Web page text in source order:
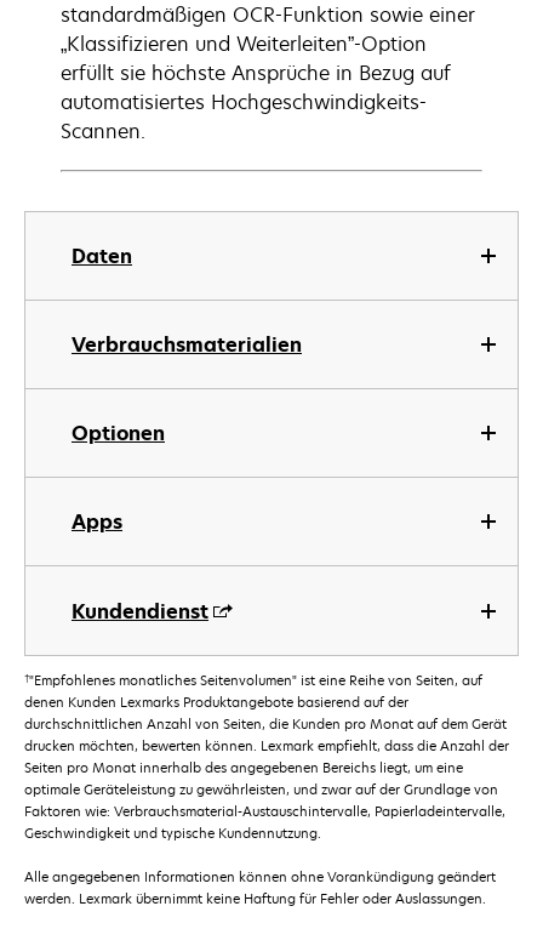
Daten
Verbrauchsmaterialien
Optionen
Apps
Kundendienst
standardmäßigen OCR-Funktion sowie einer
„Klassifizieren und Weiterleiten”-Option
erfüllt sie höchste Ansprüche in Bezug auf
automatisiertes Hochgeschwindigkeits-
Scannen.
†"Empfohlenes monatliches Seitenvolumen" ist eine Reihe von Seiten, auf
denen Kunden Lexmarks Produktangebote basierend auf der
durchschnittlichen Anzahl von Seiten, die Kunden pro Monat auf dem Gerät
drucken möchten, bewerten können. Lexmark empfiehlt, dass die Anzahl der
Seiten pro Monat innerhalb des angegebenen Bereichs liegt, um eine
optimale Geräteleistung zu gewährleisten, und zwar auf der Grundlage von
Faktoren wie: Verbrauchsmaterial-Austauschintervalle, Papierladeintervalle,
Geschwindigkeit und typische Kundennutzung.
Alle angegebenen Informationen können ohne Vorankündigung geändert
werden. Lexmark übernimmt keine Haftung für Fehler oder Auslassungen.